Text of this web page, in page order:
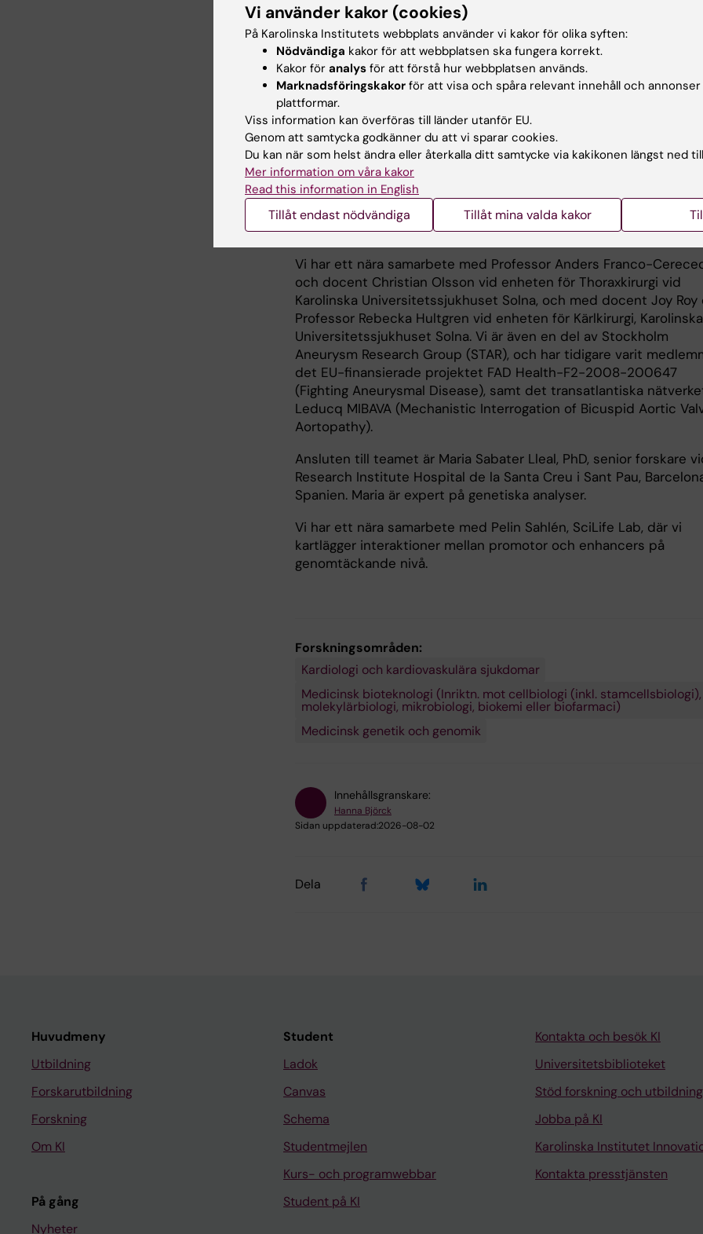
studera ett möjligt genetiskt bidrag till utvecklingen av BAV och
associerad aortadilatation. Det här är kliniskt viktigt eftersom det
skulle tala för screening av släktingar till individer med BAV.
Kan plasmamarkörer prediktera ytterligare aortatillväxt?
I det här projektet analyseras nivåer av plasmaproteiner
retrospektivt i relation till aortatillväxt i en 10-årsuppföljning av
initiala patientkohorten. Orsakssamband analyseras med hjälp av
genetiska data. Identifierade kandidatproteiner kommer att
användas i en prediktionsmodell av aortatillväxt tillsammans med
genetiska, epidemiologiska och molekylära data.
Samarbeten
Vi har ett nära samarbete med Professor Anders Franco-
och docent Christian Olsson vid enheten för Thoraxkirurgi vid
Karolinska Universitetssjukhuset Solna, och med docent Joy Roy
Professor Rebecka Hultgren vid enheten för Kärlkirurgi, Karolinska
Universitetssjukhuset Solna. Vi är även en del av Stockholm
Aneurysm Research Group (STAR), och har tidigare varit
det EU-finansierade projektet FAD Health-F2-2008-200647
(Fighting Aneurysmal Disease), samt det transatlantiska
Leducq MIBAVA (Mechanistic Interrogation of Bicuspid Aortic
Aortopathy).
Ansluten till teamet är Maria Sabater Lleal, PhD, senior forskare
Research Institute Hospital de la Santa Creu i Sant Pau,
Spanien. Maria är expert på genetiska analyser.
Vi har ett nära samarbete med Pelin Sahlén, SciLife Lab, där vi
kartlägger interaktioner mellan promotor och enhancers på
genomtäckande nivå.
Forskningsområden:
Kardiologi och kardiovaskulära sjukdomar
Medicinsk bioteknologi (Inriktn. mot cellbiologi (inkl. stamcellsbiologi),
molekylärbiologi, mikrobiologi, biokemi eller biofarmaci)
Medicinsk genetik och genomik
Innehållsgranskare:
Hanna Björck
Sidan uppdaterad:2026-08-02
Dela
Huvudmeny
Utbildning
Forskarutbildning
Forskning
Om KI
På gång
Nyheter
Student
Ladok
Canvas
Schema
Studentmejlen
Kurs- och programwebbar
Student på KI
Kontakta och besök KI
Universitetsbiblioteket
Stöd forskning och utbildning
Jobba på KI
Karolinska Institutet
Kontakta presstjänsten
Vi använder kakor (cookies)
På Karolinska Institutets webbplats använder vi kakor för olika syften:
Nödvändiga kakor för att webbplatsen ska fungera korrekt.
Kakor för analys för att förstå hur webbplatsen används.
Marknadsföringskakor för att visa och spåra relevant innehåll och
plattformar.
Viss information kan överföras till länder utanför EU.
Genom att samtycka godkänner du att vi sparar cookies.
Du kan när som helst ändra eller återkalla ditt samtycke via kakikonen längst ned
Mer information om våra kakor
Read this information in English
Tillåt endast nödvändiga Tillåt mina valda kakor